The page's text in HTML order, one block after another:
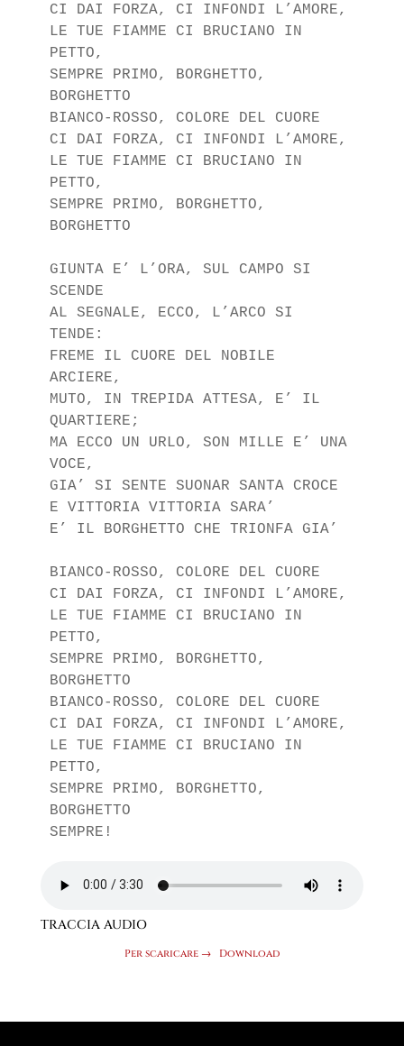
CI DAI FORZA, CI INFONDI L’AMORE,
LE TUE FIAMME CI BRUCIANO IN
PETTO,
SEMPRE PRIMO, BORGHETTO,
BORGHETTO
BIANCO-ROSSO, COLORE DEL CUORE
CI DAI FORZA, CI INFONDI L’AMORE,
LE TUE FIAMME CI BRUCIANO IN
PETTO,
SEMPRE PRIMO, BORGHETTO,
BORGHETTO
GIUNTA E’ L’ORA, SUL CAMPO SI
SCENDE
AL SEGNALE, ECCO, L’ARCO SI
TENDE:
FREME IL CUORE DEL NOBILE
ARCIERE,
MUTO, IN TREPIDA ATTESA, E’ IL
QUARTIERE;
MA ECCO UN URLO, SON MILLE E’ UNA
VOCE,
GIA’ SI SENTE SUONAR SANTA CROCE
E VITTORIA VITTORIA SARA’
E’ IL BORGHETTO CHE TRIONFA GIA’
BIANCO-ROSSO, COLORE DEL CUORE
CI DAI FORZA, CI INFONDI L’AMORE,
LE TUE FIAMME CI BRUCIANO IN
PETTO,
SEMPRE PRIMO, BORGHETTO,
BORGHETTO
BIANCO-ROSSO, COLORE DEL CUORE
CI DAI FORZA, CI INFONDI L’AMORE,
LE TUE FIAMME CI BRUCIANO IN
PETTO,
SEMPRE PRIMO, BORGHETTO,
BORGHETTO
SEMPRE!
TRACCIA AUDIO
Per scaricare → Download